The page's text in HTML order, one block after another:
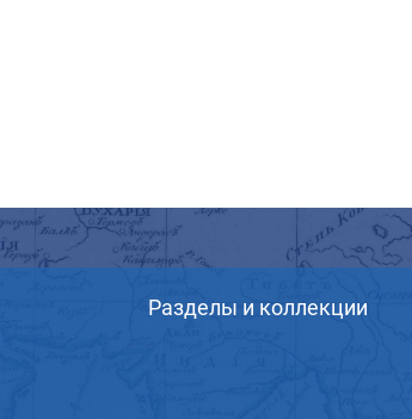
Разделы и коллекции